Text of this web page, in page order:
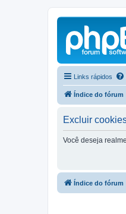
Links rápidos
Índice do fórum
Excluir
Você deseja
Índice do fórum